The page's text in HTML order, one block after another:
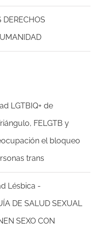
DERECHOS
LGTBIQ+ de
FELGTB y
el bloqueo
trans
Lésbica -
DE SALUD SEXUAL
SEXO CON